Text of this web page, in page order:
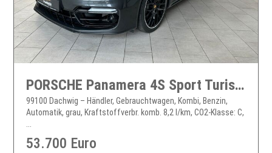
PORSCHE Panamera 4S Sport Turismo Navi*LED*Leder*21"
99100 Dachwig – Händler, Gebrauchtwagen, Kombi, Benzin,
Automatik, grau, Kraftstoffverbr. komb. 8,2 l/km, CO2-Klasse: C,
53.700 Euro